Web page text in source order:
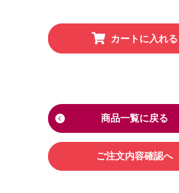
カートに入れる
商品一覧に戻る
ご注文内容確認へ